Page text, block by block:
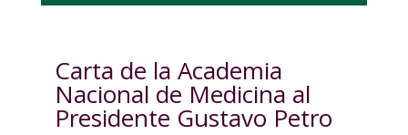
Carta de la Academia
Nacional de Medicina al
Presidente Gustavo Petro